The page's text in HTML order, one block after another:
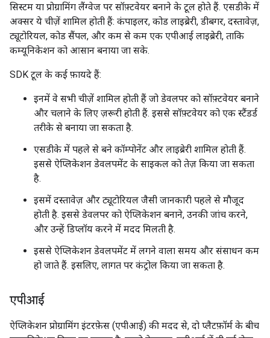
सिस्टम या प्रोग्रामिंग लैंग्वेज पर सॉफ़्टवेयर बनाने के टूल होते हैं. एसडीके में
अक्सर ये चीज़ें शामिल होती हैं: कंपाइलर, कोड लाइब्रेरी, डीबगर, दस्तावेज़,
ट्यूटोरियल, कोड सैंपल, और कम से कम एक एपीआई लाइब्रेरी, ताकि
कम्यूनिकेशन को आसान बनाया जा सके.
SDK टूल के कई फ़ायदे हैं:
इनमें वे सभी चीज़ें शामिल होती हैं जो डेवलपर को सॉफ़्टवेयर बनाने
और चलाने के लिए ज़रूरी होती हैं. इससे सॉफ़्टवेयर को एक स्टैंडर्ड
तरीके से बनाया जा सकता है.
एसडीके में पहले से बने कॉम्पोनेंट और लाइब्रेरी शामिल होती हैं.
इससे ऐप्लिकेशन डेवलपमेंट के साइकल को तेज़ किया जा सकता
है.
इसमें दस्तावेज़ और ट्यूटोरियल जैसी जानकारी पहले से मौजूद
होती है. इससे डेवलपर को ऐप्लिकेशन बनाने, उनकी जांच करने,
और उन्हें डिप्लॉय करने में मदद मिलती है.
इससे ऐप्लिकेशन डेवलपमेंट में लगने वाला समय और संसाधन कम
हो जाते हैं. इसलिए, लागत पर कंट्रोल किया जा सकता है.
एपीआई
ऐप्लिकेशन प्रोग्रामिंग इंटरफ़ेस (एपीआई) की मदद से, दो प्लैटफ़ॉर्म के बीच